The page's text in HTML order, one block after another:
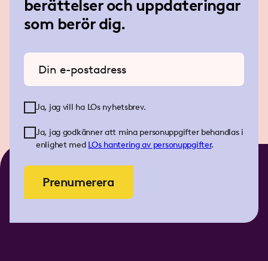
berättelser och uppdateringar
som berör dig.
Ange din e-postadress
Ja, jag vill ha LOs nyhetsbrev.
Ja, jag godkänner att mina personuppgifter behandlas i
enlighet med LOs hantering av personuppgifter.
Prenumerera